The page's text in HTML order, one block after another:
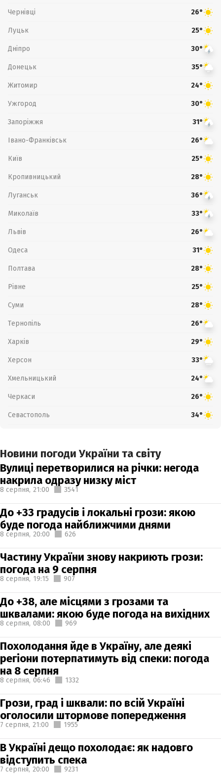
Чернівці 26°
Луцьк 25°
Дніпро 30°
Донецьк 35°
Житомир 24°
Ужгород 30°
Запоріжжя 31°
Івано-Франківськ 26°
Київ 25°
Кропивницький 28°
Луганськ 36°
Миколаїв 33°
Львів 26°
Одеса 31°
Полтава 28°
Рівне 25°
Суми 28°
Тернопіль 26°
Харків 29°
Херсон 33°
Хмельницький 24°
Черкаси 26°
Севастополь 34°
Новини погоди України та світу
Вулиці перетворилися на річки: негода
накрила одразу низку міст
8 серпня, 21:00 3541
До +33 градусів і локальні грози: якою
буде погода найближчими днями
8 серпня, 20:00 626
Частину України знову накриють грози:
погода на 9 серпня
8 серпня, 19:15 907
До +38, але місцями з грозами та
шквалами: якою буде погода на вихідних
8 серпня, 08:00 969
Похолодання йде в Україну, але деякі
регіони потерпатимуть від спеки: погода
на 8 серпня
8 серпня, 06:46 1332
Грози, град і шквали: по всій Україні
оголосили штормове попередження
7 серпня, 21:00 1955
В Україні дещо похолодає: як надовго
відступить спека
7 серпня, 20:00 9231